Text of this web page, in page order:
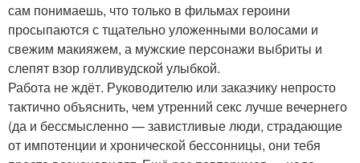
сам понимаешь, что только в фильмах героини
просыпаются с тщательно уложенными волосами и
свежим макияжем, а мужские персонажи выбриты и
слепят взор голливудской улыбкой.
Работа не ждёт. Руководителю или заказчику непросто
тактично объяснить, чем утренний секс лучше вечернего
(да и бессмысленно — завистливые люди, страдающие
от импотенции и хронической бессонницы, они тебя